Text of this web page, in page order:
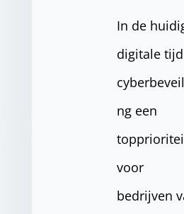
In de
digitale
ng een
voor
bedrijven